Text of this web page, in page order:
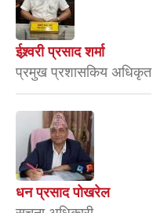
ईश्र्वरी प्रसाद शर्मा
प्रमुख प्रशासकिय अधिकृत
धन प्रसाद पोखरेल